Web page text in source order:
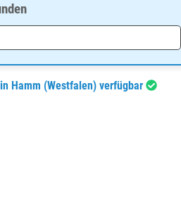
Hamm (Westfalen) verfügbar